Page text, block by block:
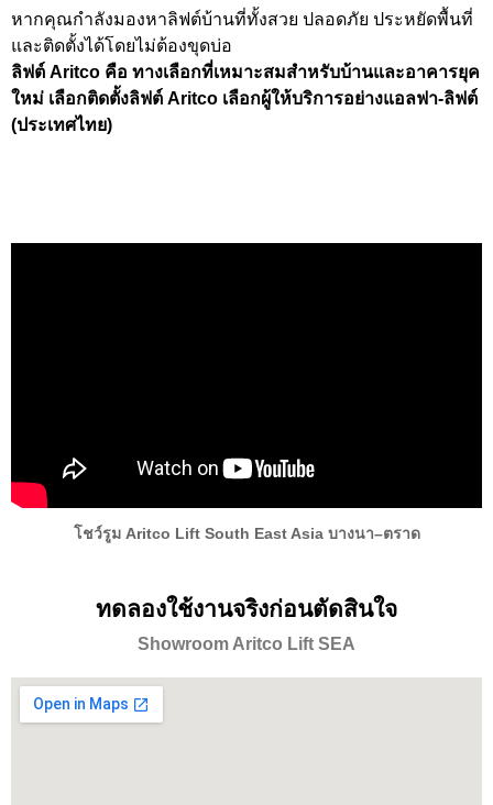
หากคุณกำลังมองหาลิฟต์บ้านที่ทั้งสวย ปลอดภัย ประหยัดพื้นที่
และติดตั้งได้โดยไม่ต้องขุดบ่อ
ลิฟต์ Aritco คือ ทางเลือกที่เหมาะสมสำหรับบ้านและอาคารยุค
ใหม่ เลือกติดตั้งลิฟต์ Aritco เลือกผู้ให้บริการอย่างแอลฟา-ลิฟต์
(ประเทศไทย)
โชว์รูม Aritco Lift South East Asia บางนา–ตราด
ทดลองใช้งานจริงก่อนตัดสินใจ
Showroom Aritco Lift SEA